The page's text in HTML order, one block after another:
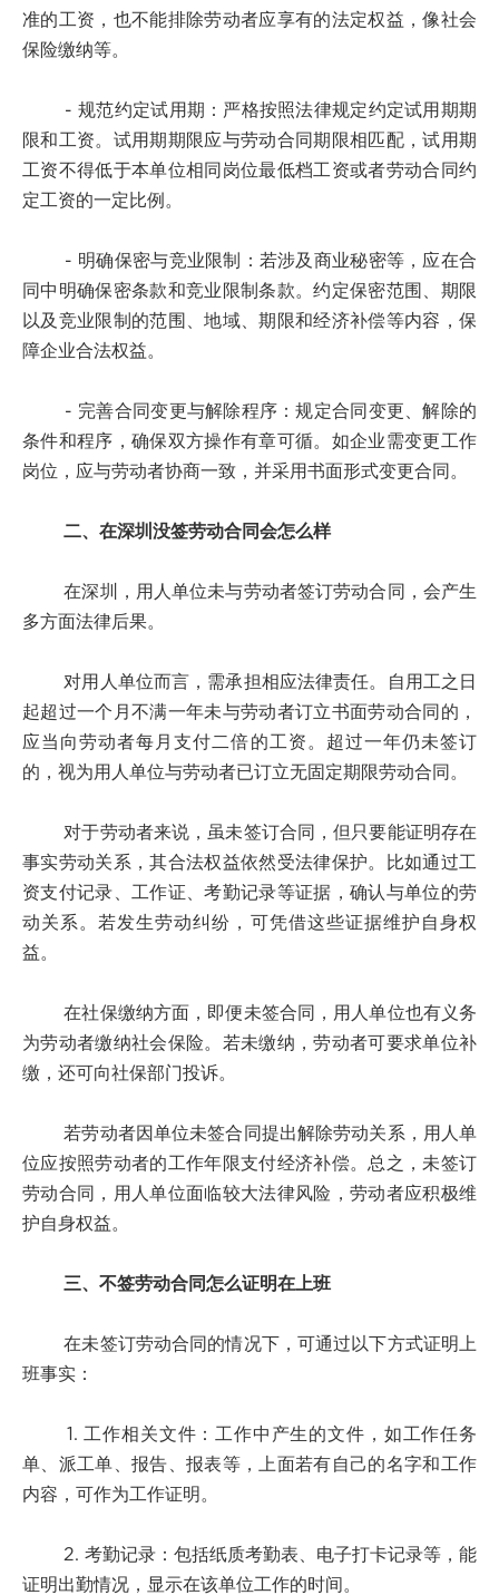
准的工资，也不能排除劳动者应享有的法定权益，像社会
保险缴纳等。
- 规范约定试用期：严格按照法律规定约定试用期期
限和工资。试用期期限应与劳动合同期限相匹配，试用期
工资不得低于本单位相同岗位最低档工资或者劳动合同约
定工资的一定比例。
- 明确保密与竞业限制：若涉及商业秘密等，应在合
同中明确保密条款和竞业限制条款。约定保密范围、期限
以及竞业限制的范围、地域、期限和经济补偿等内容，保
障企业合法权益。
- 完善合同变更与解除程序：规定合同变更、解除的
条件和程序，确保双方操作有章可循。如企业需变更工作
岗位，应与劳动者协商一致，并采用书面形式变更合同。
二、在深圳没签劳动合同会怎么样
在深圳，用人单位未与劳动者签订劳动合同，会产生
多方面法律后果。
对用人单位而言，需承担相应法律责任。自用工之日
起超过一个月不满一年未与劳动者订立书面劳动合同的，
应当向劳动者每月支付二倍的工资。超过一年仍未签订
的，视为用人单位与劳动者已订立无固定期限劳动合同。
对于劳动者来说，虽未签订合同，但只要能证明存在
事实劳动关系，其合法权益依然受法律保护。比如通过工
资支付记录、工作证、考勤记录等证据，确认与单位的劳
动关系。若发生劳动纠纷，可凭借这些证据维护自身权
益。
在社保缴纳方面，即便未签合同，用人单位也有义务
为劳动者缴纳社会保险。若未缴纳，劳动者可要求单位补
缴，还可向社保部门投诉。
若劳动者因单位未签合同提出解除劳动关系，用人单
位应按照劳动者的工作年限支付经济补偿。总之，未签订
劳动合同，用人单位面临较大法律风险，劳动者应积极维
护自身权益。
三、不签劳动合同怎么证明在上班
在未签订劳动合同的情况下，可通过以下方式证明上
班事实：
1. 工作相关文件：工作中产生的文件，如工作任务
单、派工单、报告、报表等，上面若有自己的名字和工作
内容，可作为工作证明。
2. 考勤记录：包括纸质考勤表、电子打卡记录等，能
证明出勤情况，显示在该单位工作的时间。